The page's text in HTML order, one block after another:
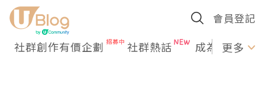
會員登記
社群創作有價企劃 社群熱話 成為U更多